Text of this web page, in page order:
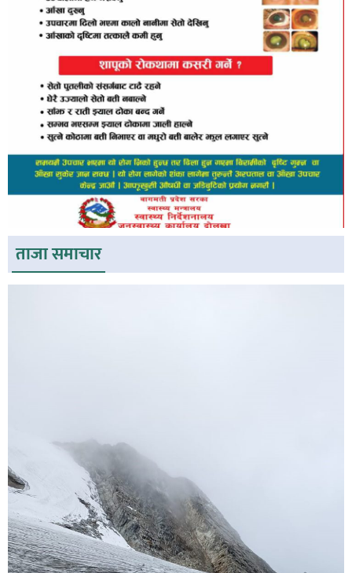
ताजा समाचार